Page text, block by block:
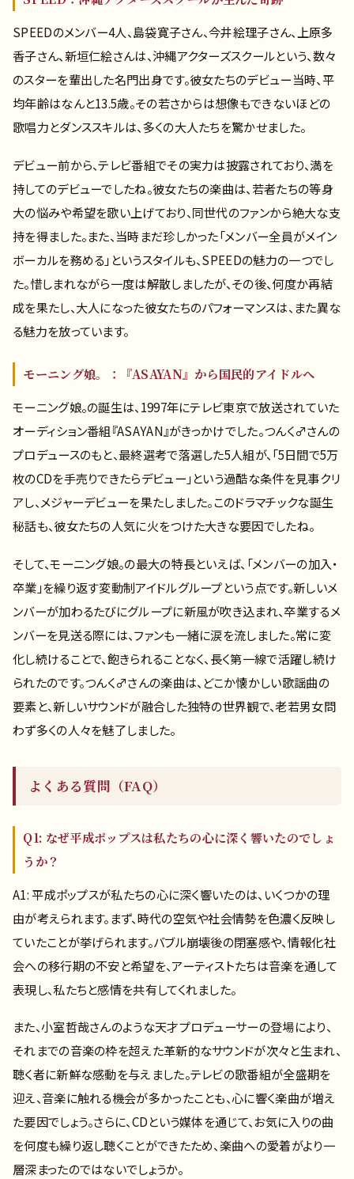
SPEEDのメンバー4人、島袋寛子さん、今井絵理子さん、上原多
香子さん、新垣仁絵さんは、沖縄アクターズスクールという、数々
のスターを輩出した名門出身です。彼女たちのデビュー当時、平
均年齢はなんと13.5歳。その若さからは想像もできないほどの
歌唱力とダンススキルは、多くの大人たちを驚かせました。
デビュー前から、テレビ番組でその実力は披露されており、満を
持してのデビューでしたね。彼女たちの楽曲は、若者たちの等身
大の悩みや希望を歌い上げており、同世代のファンから絶大な支
持を得ました。また、当時まだ珍しかった「メンバー全員がメイン
ボーカルを務める」というスタイルも、SPEEDの魅力の一つでし
た。惜しまれながら一度は解散しましたが、その後、何度か再結
成を果たし、大人になった彼女たちのパフォーマンスは、また異な
る魅力を放っています。
モーニング娘。：『ASAYAN』から国民的アイドルへ
モーニング娘。の誕生は、1997年にテレビ東京で放送されていた
オーディション番組『ASAYAN』がきっかけでした。つんく♂さんの
プロデュースのもと、最終選考で落選した5人組が、「5日間で5万
枚のCDを手売りできたらデビュー」という過酷な条件を見事クリ
アし、メジャーデビューを果たしました。このドラマチックな誕生
秘話も、彼女たちの人気に火をつけた大きな要因でしたね。
そして、モーニング娘。の最大の特長といえば、「メンバーの加入・
卒業」を繰り返す変動制アイドルグループという点です。新しいメ
ンバーが加わるたびにグループに新風が吹き込まれ、卒業するメ
ンバーを見送る際には、ファンも一緒に涙を流しました。常に変
化し続けることで、飽きられることなく、長く第一線で活躍し続け
られたのです。つんく♂さんの楽曲は、どこか懐かしい歌謡曲の
要素と、新しいサウンドが融合した独特の世界観で、老若男女問
わず多くの人々を魅了しました。
よくある質問（FAQ）
Q1: なぜ平成ポップスは私たちの心に深く響いたのでしょ
うか？
A1: 平成ポップスが私たちの心に深く響いたのは、いくつかの理
由が考えられます。まず、時代の空気や社会情勢を色濃く反映し
ていたことが挙げられます。バブル崩壊後の閉塞感や、情報化社
会への移行期の不安と希望を、アーティストたちは音楽を通して
表現し、私たちと感情を共有してくれました。
また、小室哲哉さんのような天才プロデューサーの登場により、
それまでの音楽の枠を超えた革新的なサウンドが次々と生まれ、
聴く者に新鮮な感動を与えました。テレビの歌番組が全盛期を
迎え、音楽に触れる機会が多かったことも、心に響く楽曲が増え
た要因でしょう。さらに、CDという媒体を通じて、お気に入りの曲
を何度も繰り返し聴くことができたため、楽曲への愛着がより一
層深まったのではないでしょうか。